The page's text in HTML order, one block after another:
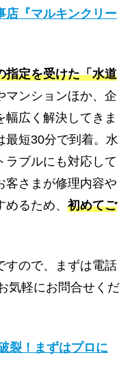
店『マルキンクリー
指定を受けた「水道
マンションほか、企
広く解決してきま
最短30分で到着。水
ラブルにも対応して
客さまが修理内容や
るため、 初めてご
すので、まずは電話
気軽にお問合せくだ
裂！まずはプロに